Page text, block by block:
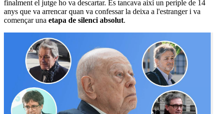
finalment el jutge ho va descartar. Es tancava així un periple de 14
anys que va arrencar quan va confessar la deixa a l'estranger i va
començar una etapa de silenci absolut.